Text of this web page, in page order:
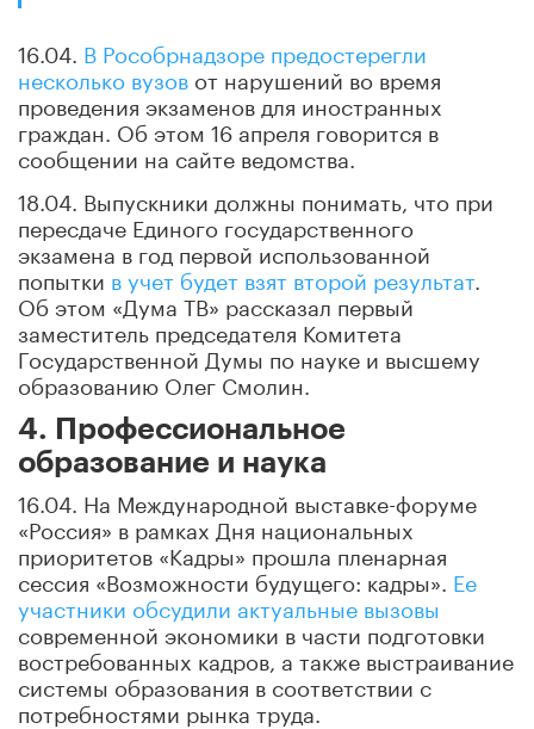
16.04. В Рособрнадзоре предостерегли
несколько вузов от нарушений во время
проведения экзаменов для иностранных
граждан. Об этом 16 апреля говорится в
сообщении на сайте ведомства.
18.04. Выпускники должны понимать, что при
пересдаче Единого государственного
экзамена в год первой использованной
попытки в учет будет взят второй результат.
Об этом «Дума ТВ» рассказал первый
заместитель председателя Комитета
Государственной Думы по науке и высшему
образованию Олег Смолин.
4. Профессиональное
образование и наука
16.04. На Международной выставке-форуме
«Россия» в рамках Дня национальных
приоритетов «Кадры» прошла пленарная
сессия «Возможности будущего: кадры». Ее
участники обсудили актуальные вызовы
современной экономики в части подготовки
востребованных кадров, а также выстраивание
системы образования в соответствии с
потребностями рынка труда.